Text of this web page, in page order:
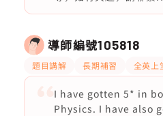
導師編號105818
題目講解 長期補習 全英上
I have gotten 5* in
Physics. I have also